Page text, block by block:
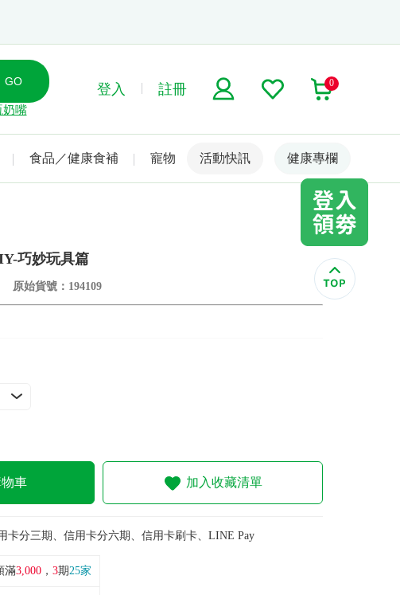
奶嘴
登入 註冊 0
食品／健康食補 寵物 名人嚴選
活動快訊 健康專欄
巧妙玩具篇
原始貨號：194109
車 加入收藏清單
卡分三期、信用卡分六期、信用卡刷卡、LINE Pay
滿3,000 ， 3期25家